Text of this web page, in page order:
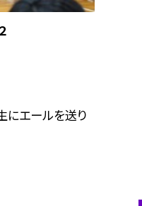
にエールを送り